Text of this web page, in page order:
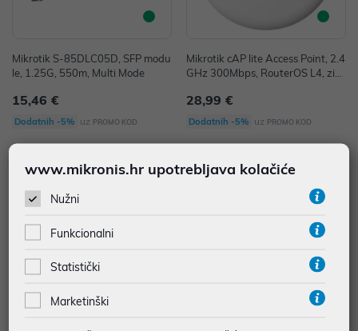
Mikrotik S-85DLC05D, SFP modu
le, 1.25G, 550m, Multi Mode
15,46 €
Dodatnih -5% uz PROMO KOD
Mikrotik cAP lite Access Point, 2.4
GHz 300Mbps, RouterOS L4, zid
28,99 €
Dodatnih -5% uz PROMO KOD
www.mikronis.hr upotrebljava kolačiće
Nužni
Funkcionalni
Statistički
Marketinški